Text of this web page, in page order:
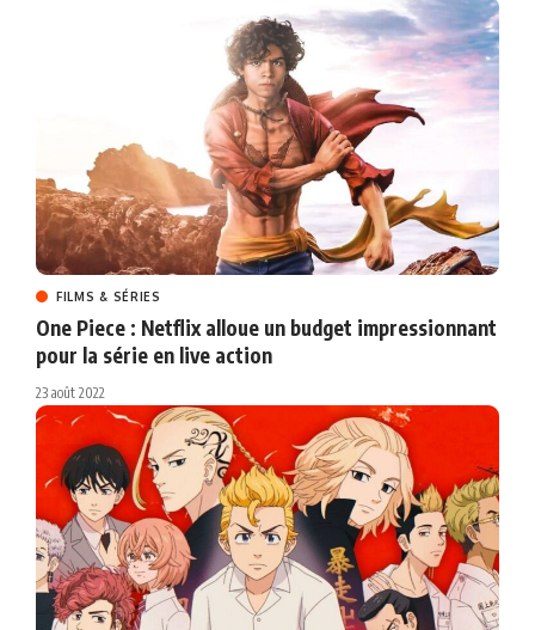
FILMS & SÉRIES
One Piece : Netflix alloue un budget impressionnant
pour la série en live action
23 août 2022